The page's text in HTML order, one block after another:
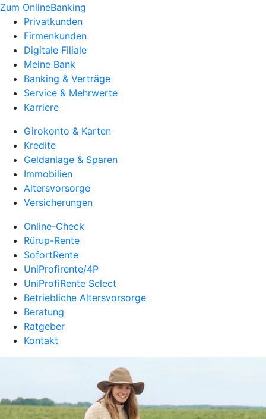
Zum OnlineBanking
Privatkunden
Firmenkunden
Digitale Filiale
Meine Bank
Banking & Verträge
Service & Mehrwerte
Karriere
Girokonto & Karten
Kredite
Geldanlage & Sparen
Immobilien
Altersvorsorge
Versicherungen
Online-Check
Rürup-Rente
SofortRente
UniProfirente/4P
UniProfiRente Select
Betriebliche Altersvorsorge
Beratung
Ratgeber
Kontakt